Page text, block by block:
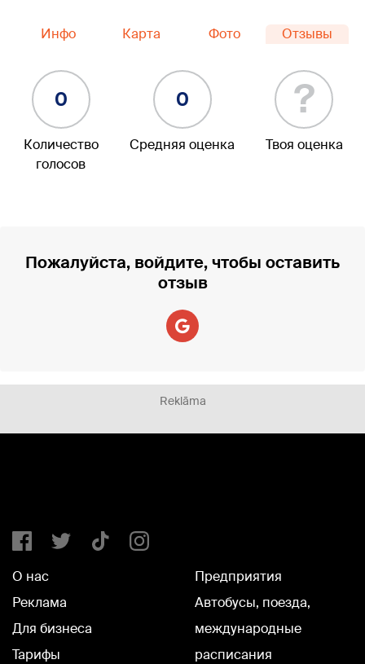
Инфо Карта Фото Отзывы
0
Количество
голосов
0
Средняя оценка
?
Твоя оценка
Пожалуйста, войдите, чтобы оставить
отзыв
Reklāma
О нас
Реклама
Для бизнеса
Тарифы
Предприятия
Автобусы, поезда,
международные
расписания